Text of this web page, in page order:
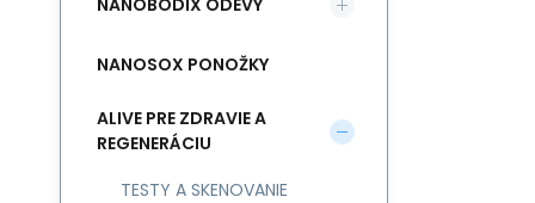
NANOSOX PONOŽKY
ALIVE PRE ZDRAVIE A
REGENERÁCIU
TESTY A SKENOVANIE